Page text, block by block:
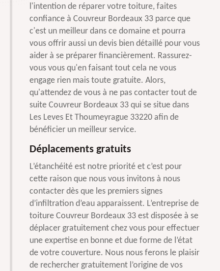
l'intention de réparer votre toiture, faites
confiance à Couvreur Bordeaux 33 parce que
c'est un meilleur dans ce domaine et pourra
vous offrir aussi un devis bien détaillé pour vous
aider à se préparer financièrement. Rassurez-
vous vous qu'en faisant tout cela ne vous
engage rien mais toute gratuite. Alors,
qu'attendez de vous à ne pas contacter tout de
suite Couvreur Bordeaux 33 qui se situe dans
Les Leves Et Thoumeyrague 33220 afin de
bénéficier un meilleur service.
Déplacements gratuits
L’étanchéité est notre priorité et c’est pour
cette raison que nous vous invitons à nous
contacter dès que les premiers signes
d’infiltration d’eau apparaissent. L’entreprise de
toiture Couvreur Bordeaux 33 est disposée à se
déplacer gratuitement chez vous pour effectuer
une expertise en bonne et due forme de l’état
de votre couverture. Nous nous ferons le plaisir
de rechercher gratuitement l’origine de vos